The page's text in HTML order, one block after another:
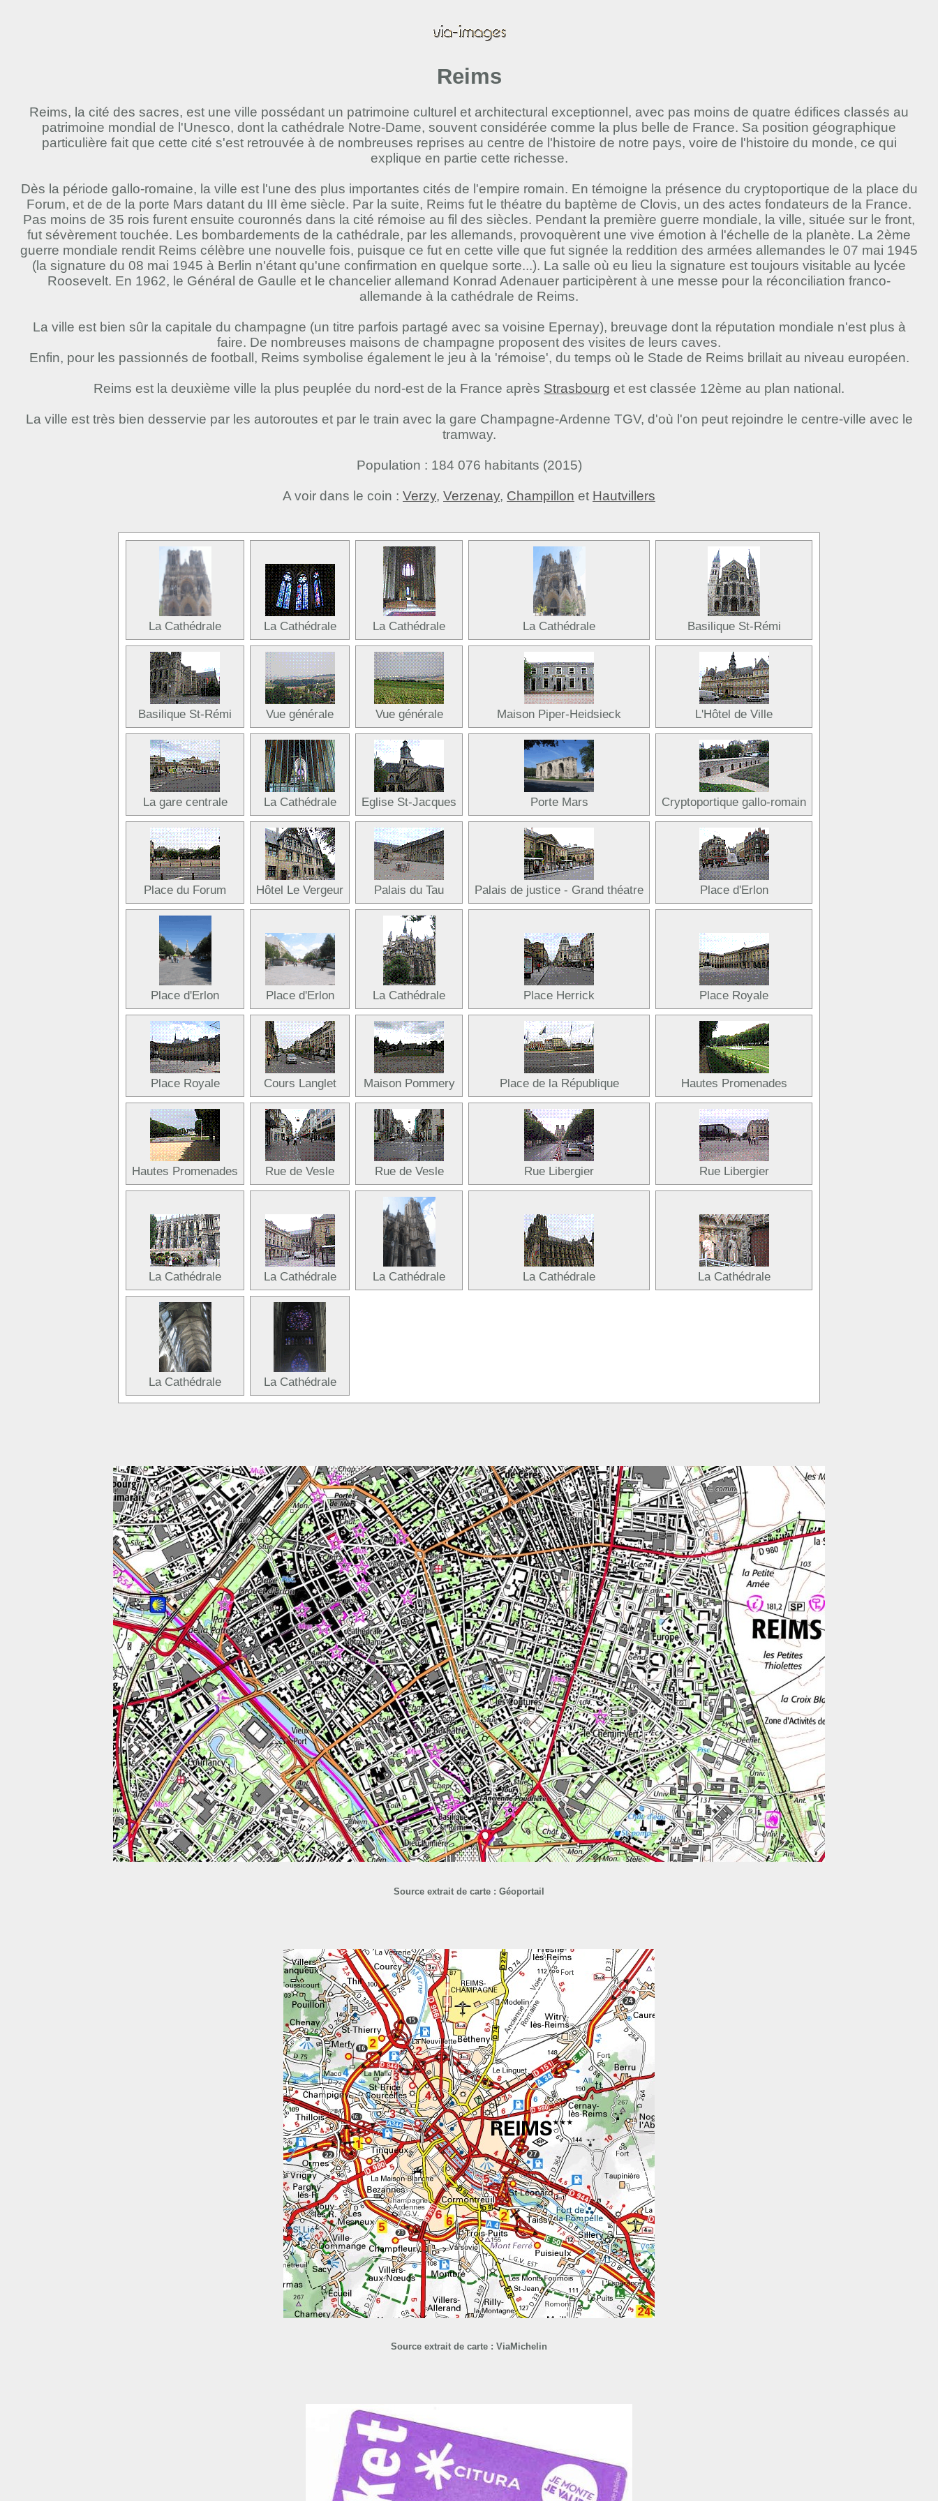
Reims
Reims, la cité des sacres, est une ville possédant un patrimoine culturel et architectural exceptionnel, avec pas moins de quatre édifices classés au
patrimoine mondial de l'Unesco, dont la cathédrale Notre-Dame, souvent considérée comme la plus belle de France. Sa position géographique
particulière fait que cette cité s'est retrouvée à de nombreuses reprises au centre de l'histoire de notre pays, voire de l'histoire du monde, ce qui
explique en partie cette richesse.
Dès la période gallo-romaine, la ville est l'une des plus importantes cités de l'empire romain. En témoigne la présence du cryptoportique de la place du
Forum, et de de la porte Mars datant du III ème siècle. Par la suite, Reims fut le théatre du baptème de Clovis, un des actes fondateurs de la France.
Pas moins de 35 rois furent ensuite couronnés dans la cité rémoise au fil des siècles. Pendant la première guerre mondiale, la ville, située sur le front,
fut sévèrement touchée. Les bombardements de la cathédrale, par les allemands, provoquèrent une vive émotion à l'échelle de la planète. La 2ème
guerre mondiale rendit Reims célèbre une nouvelle fois, puisque ce fut en cette ville que fut signée la reddition des armées allemandes le 07 mai 1945
(la signature du 08 mai 1945 à Berlin n'étant qu'une confirmation en quelque sorte...). La salle où eu lieu la signature est toujours visitable au lycée
Roosevelt. En 1962, le Général de Gaulle et le chancelier allemand Konrad Adenauer participèrent à une messe pour la réconciliation franco-
allemande à la cathédrale de Reims.
La ville est bien sûr la capitale du champagne (un titre parfois partagé avec sa voisine Epernay), breuvage dont la réputation mondiale n'est plus à
faire. De nombreuses maisons de champagne proposent des visites de leurs caves.
Enfin, pour les passionnés de football, Reims symbolise également le jeu à la 'rémoise', du temps où le Stade de Reims brillait au niveau européen.
Reims est la deuxième ville la plus peuplée du nord-est de la France après Strasbourg et est classée 12ème au plan national.
La ville est très bien desservie par les autoroutes et par le train avec la gare Champagne-Ardenne TGV, d'où l'on peut rejoindre le centre-ville avec le
tramway.
Population : 184 076 habitants (2015)
A voir dans le coin : Verzy, Verzenay, Champillon et Hautvillers
La Cathédrale La Cathédrale La Cathédrale La Cathédrale Basilique St-Rémi
Basilique St-Rémi Vue générale Vue générale Maison Piper-Heidsieck L'Hôtel de Ville
La gare centrale La Cathédrale Eglise St-Jacques Porte Mars Cryptoportique gallo-romain
Place du Forum Hôtel Le Vergeur Palais du Tau Palais de justice - Grand théatre Place d'Erlon
Place d'Erlon Place d'Erlon La Cathédrale Place Herrick Place Royale
Place Royale Cours Langlet Maison Pommery Place de la République Hautes Promenades
Hautes Promenades Rue de Vesle Rue de Vesle Rue Libergier Rue Libergier
La Cathédrale La Cathédrale La Cathédrale La Cathédrale La Cathédrale
La Cathédrale La Cathédrale
Source extrait de carte : Géoportail
Source extrait de carte : ViaMichelin